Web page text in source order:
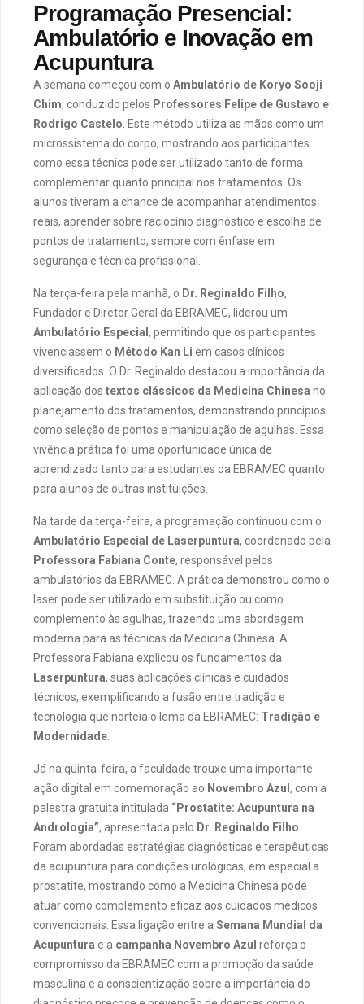
Programação Presencial:
Ambulatório e Inovação em
Acupuntura
A semana começou com o Ambulatório de Koryo Sooji
Chim, conduzido pelos Professores Felipe de Gustavo e
Rodrigo Castelo . Este método utiliza as mãos como um
microssistema do corpo, mostrando aos participantes
como essa técnica pode ser utilizado tanto de forma
complementar quanto principal nos tratamentos. Os
alunos tiveram a chance de acompanhar atendimentos
reais, aprender sobre raciocínio diagnóstico e escolha de
pontos de tratamento, sempre com ênfase em
segurança e técnica profissional.
Na terça-feira pela manhã, o Dr. Reginaldo Filho,
Fundador e Diretor Geral da EBRAMEC, liderou um
Ambulatório Especial , permitindo que os participantes
vivenciassem o Método Kan Li em casos clínicos
diversificados. O Dr. Reginaldo destacou a importância da
aplicação dos textos clássicos da Medicina Chinesa no
planejamento dos tratamentos, demonstrando princípios
como seleção de pontos e manipulação de agulhas. Essa
vivência prática foi uma oportunidade única de
aprendizado tanto para estudantes da EBRAMEC quanto
para alunos de outras instituições.
Na tarde da terça-feira, a programação continuou com o
Ambulatório Especial de Laserpuntura, coordenado pela
Professora Fabiana Conte, responsável pelos
ambulatórios da EBRAMEC. A prática demonstrou como o
laser pode ser utilizado em substituição ou como
complemento às agulhas, trazendo uma abordagem
moderna para as técnicas da Medicina Chinesa. A
Professora Fabiana explicou os fundamentos da
Laserpuntura, suas aplicações clínicas e cuidados
técnicos, exemplificando a fusão entre tradição e
tecnologia que norteia o lema da EBRAMEC: Tradição e
Modernidade
Já na quinta-feira, a faculdade trouxe uma importante
ação digital em comemoração ao Novembro Azul , com a
palestra gratuita intitulada “Prostatite: Acupuntura na
Andrologia”, apresentada pelo Dr. Reginaldo Filho
Foram abordadas estratégias diagnósticas e terapêuticas
da acupuntura para condições urológicas, em especial a
prostatite, mostrando como a Medicina Chinesa pode
atuar como complemento eficaz aos cuidados médicos
convencionais. Essa ligação entre a Semana Mundial da
Acupuntura e a campanha Novembro Azul reforça o
compromisso da EBRAMEC com a promoção da saúde
masculina e a conscientização sobre a importância do